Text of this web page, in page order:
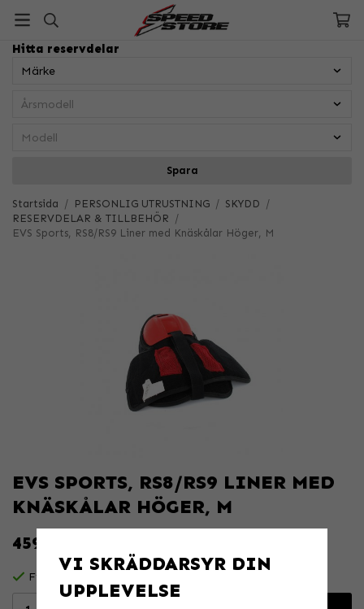
Hitta reservdelar
Spara
Startsida / PERSONLIG UTRUSTNING / SKYDD /
RESERVDELAR & TILLBEHÖR /
EVS Sports, RS8/RS9 Liner med Knäskålar Höger, M
EVS SPORTS, RS8/RS9 LINER MED
KNÄSKÅLAR HÖGER, M
459 KR
Finns i lager för omgående leverans
VI SKRÄDDARSYR DIN
UPPLEVELSE